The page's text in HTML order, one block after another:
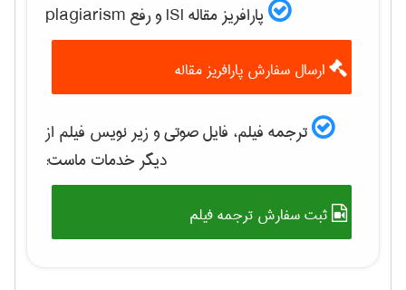
پارافریز مقاله ISI و رفع plagiarism
ارسال سفارش پارافریز مقاله
ترجمه فیلم، فایل صوتی و زیر نویس فیلم از
دیگر خدمات ماست:
ثبت سفارش ترجمه فیلم